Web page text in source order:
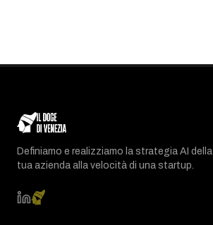
Definiamo e realizziamo la strategia AI della
tua azienda alla velocità di una startup.